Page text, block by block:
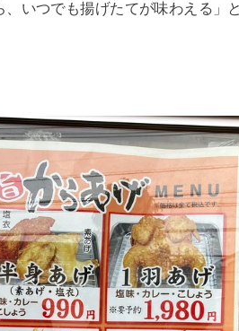
いつでも揚げたてが味わえる」